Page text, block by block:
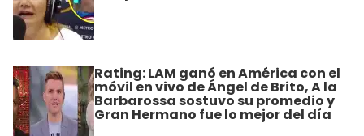
Rating: LAM ganó en América con el
móvil en vivo de Ángel de Brito, A la
Barbarossa sostuvo su promedio y
Gran Hermano fue lo mejor del día